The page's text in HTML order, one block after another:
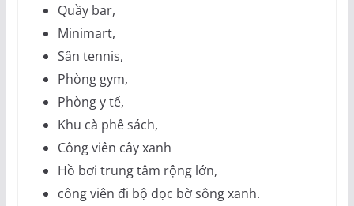
Quầy bar,
Minimart,
Sân tennis,
Phòng gym,
Phòng y tế,
Khu cà phê sách,
Công viên cây xanh
Hồ bơi trung tâm rộng lớn,
công viên đi bộ dọc bờ sông xanh.